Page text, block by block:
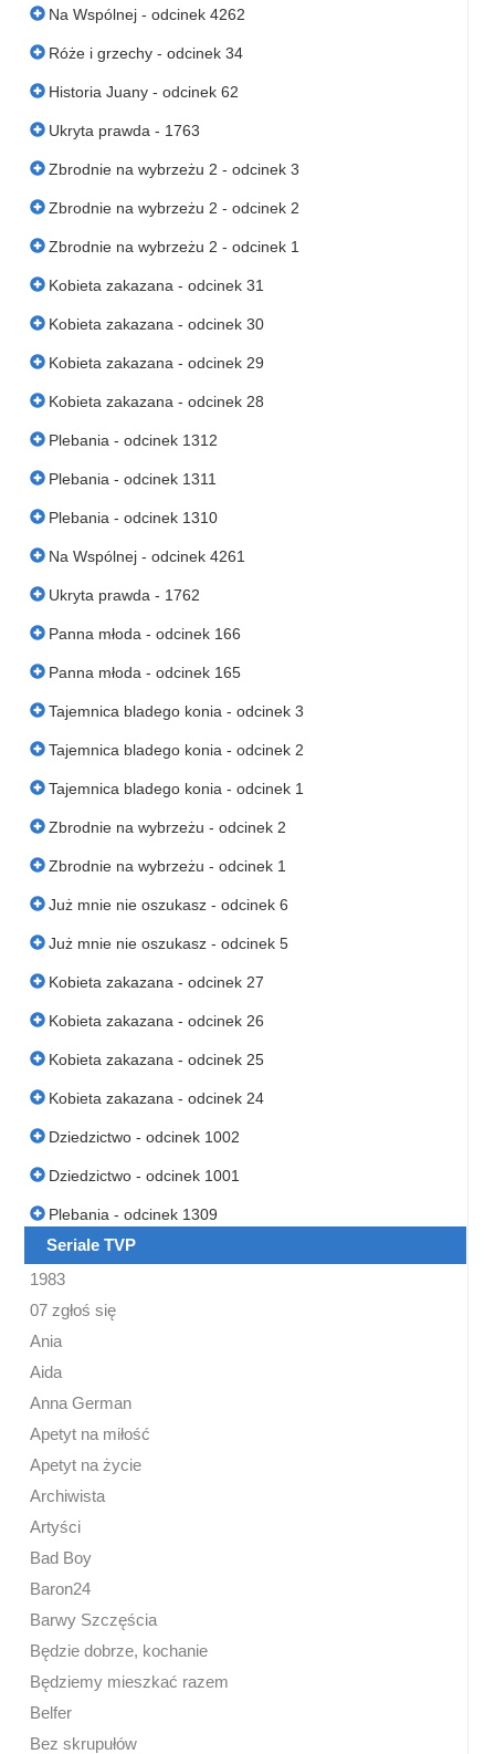
Na Wspólnej - odcinek 4262
Róże i grzechy - odcinek 34
Historia Juany - odcinek 62
Ukryta prawda - 1763
Zbrodnie na wybrzeżu 2 - odcinek 3
Zbrodnie na wybrzeżu 2 - odcinek 2
Zbrodnie na wybrzeżu 2 - odcinek 1
Kobieta zakazana - odcinek 31
Kobieta zakazana - odcinek 30
Kobieta zakazana - odcinek 29
Kobieta zakazana - odcinek 28
Plebania - odcinek 1312
Plebania - odcinek 1311
Plebania - odcinek 1310
Na Wspólnej - odcinek 4261
Ukryta prawda - 1762
Panna młoda - odcinek 166
Panna młoda - odcinek 165
Tajemnica bladego konia - odcinek 3
Tajemnica bladego konia - odcinek 2
Tajemnica bladego konia - odcinek 1
Zbrodnie na wybrzeżu - odcinek 2
Zbrodnie na wybrzeżu - odcinek 1
Już mnie nie oszukasz - odcinek 6
Już mnie nie oszukasz - odcinek 5
Kobieta zakazana - odcinek 27
Kobieta zakazana - odcinek 26
Kobieta zakazana - odcinek 25
Kobieta zakazana - odcinek 24
Dziedzictwo - odcinek 1002
Dziedzictwo - odcinek 1001
Plebania - odcinek 1309
Seriale TVP
1983
07 zgłoś się
Ania
Aida
Anna German
Apetyt na miłość
Apetyt na życie
Archiwista
Artyści
Bad Boy
Baron24
Barwy Szczęścia
Będzie dobrze, kochanie
Będziemy mieszkać razem
Belfer
Bez skrupułów